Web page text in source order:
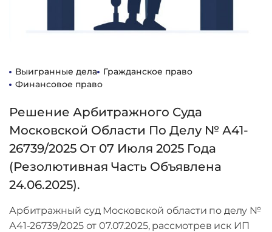
Выигранные дела
Гражданское право
Финансовое право
Решение Арбитражного Суда
Московской Области По Делу № А41-
26739/2025 От 07 Июля 2025 Года
(резолютивная Часть Объявлена
24.06.2025).
Арбитражный суд Московской области по делу №
А41-26739/2025 от 07.07.2025, рассмотрев иск ИП